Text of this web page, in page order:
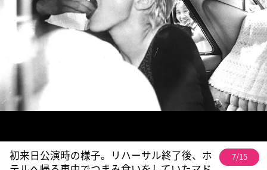
初来日公演時の様子。リハーサル終了後、ホ
7/15